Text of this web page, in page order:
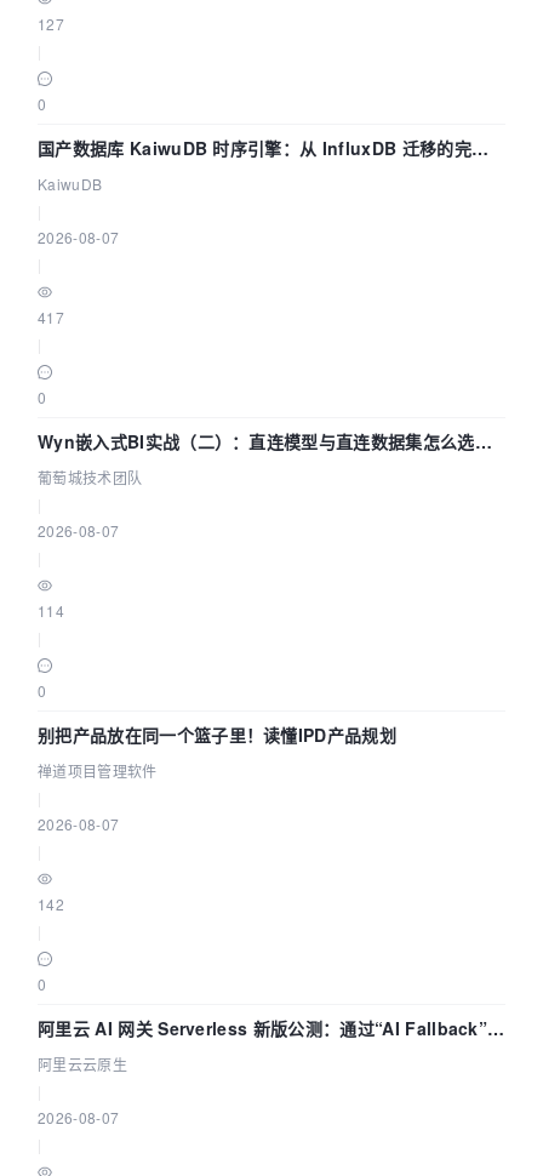
127
0
国产数据库 KaiwuDB 时序引擎：从 InfluxDB 迁移的完整
技术路径
KaiwuDB
2026-08-07
417
0
Wyn嵌入式BI实战（二）：直连模型与直连数据集怎么选，
参数为什么不生效？| 葡萄城技术团队
葡萄城技术团队
2026-08-07
114
0
别把产品放在同一个篮子里！读懂IPD产品规划
禅道项目管理软件
2026-08-07
142
0
阿里云 AI 网关 Serverless 新版公测：通过“AI Fallback”与
拓扑可视化构建 AI 流量治理底座
阿里云云原生
2026-08-07